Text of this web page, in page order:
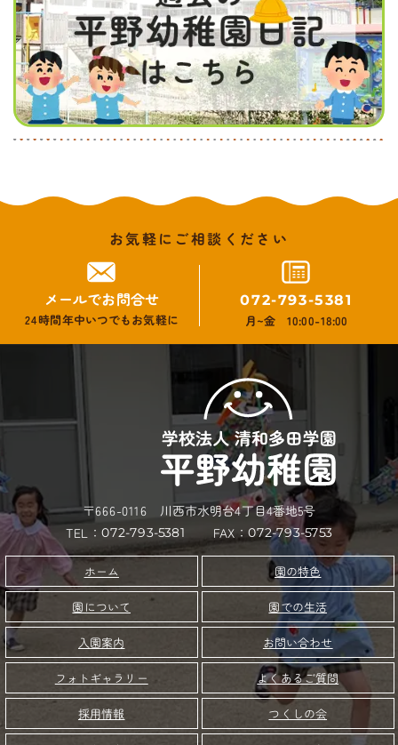
お気軽にご相談ください
メールでお問合せ
24時間年中いつでもお気軽に
072-793-5381
月~金 10:00-18:00
〒666-0116 川西市水明台4丁目4番地5号
TEL：072-793-5381 FAX： 072-793-5753
ホーム 園の特色
園について 園での生活
入園案内 お問い合わせ
フォトギャラリー よくあるご質問
採用情報 つくしの会